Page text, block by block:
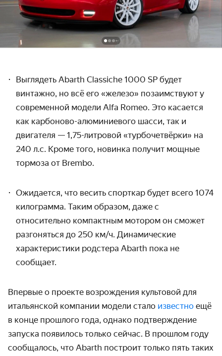
Выглядеть Abarth Classiсhe 1000 SP будет
винтажно, но всё его «железо» позаимствуют у
современной модели Alfa Romeo. Это касается
как карбоново-алюминиевого шасси, так и
двигателя — 1,75-литровой «турбочетвёрки» на
240 л.с. Кроме того, новинка получит мощные
тормоза от Brembo.
Ожидается, что весить спорткар будет всего 1074
килограмма. Таким образом, даже с
относительно компактным мотором он сможет
разгоняться до 250 км/ч. Динамические
характеристики родстера Abarth пока не
сообщает.
Впервые о проекте возрождения культовой для
итальянской компании модели стало известно ещё
в конце прошлого года, однако подтверждение
запуска появилось только сейчас. В прошлом году
сообщалось, что Abarth построит только пять таких